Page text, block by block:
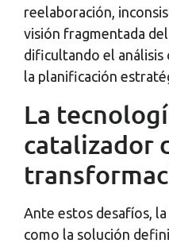
reelaboración,
visión fragmentada
dificultando el
la planificación
La
catalizador
Ante estos desafíos,
como la solución